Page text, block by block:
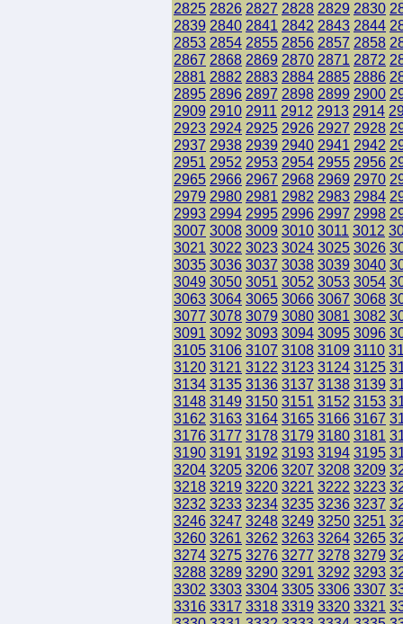
2825 2826 2827 2828 2829 2830
2839 2840 2841 2842 2843 2844
2853 2854 2855 2856 2857 2858
2867 2868 2869 2870 2871 2872
2881 2882 2883 2884 2885 2886
2895 2896 2897 2898 2899 2900
2909 2910 2911 2912 2913 2914
2923 2924 2925 2926 2927 2928
2937 2938 2939 2940 2941 2942
2951 2952 2953 2954 2955 2956
2965 2966 2967 2968 2969 2970
2979 2980 2981 2982 2983 2984
2993 2994 2995 2996 2997 2998
3007 3008 3009 3010 3011 3012
3021 3022 3023 3024 3025 3026
3035 3036 3037 3038 3039 3040
3049 3050 3051 3052 3053 3054
3063 3064 3065 3066 3067 3068
3077 3078 3079 3080 3081 3082
3091 3092 3093 3094 3095 3096
3105 3106 3107 3108 3109 3110
3120 3121 3122 3123 3124 3125
3134 3135 3136 3137 3138 3139
3148 3149 3150 3151 3152 3153
3162 3163 3164 3165 3166 3167
3176 3177 3178 3179 3180 3181
3190 3191 3192 3193 3194 3195
3204 3205 3206 3207 3208 3209
3218 3219 3220 3221 3222 3223
3232 3233 3234 3235 3236 3237
3246 3247 3248 3249 3250 3251
3260 3261 3262 3263 3264 3265
3274 3275 3276 3277 3278 3279
3288 3289 3290 3291 3292 3293
3302 3303 3304 3305 3306 3307
3316 3317 3318 3319 3320 3321